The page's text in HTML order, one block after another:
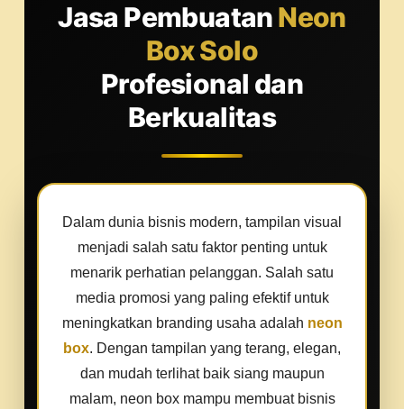
Jasa PembuatanNeon
Box Solo
Profesional dan
Berkualitas
Dalam dunia bisnis modern, tampilan visual
menjadi salah satu faktor penting untuk
menarik perhatian pelanggan. Salah satu
media promosi yang paling efektif untuk
meningkatkan branding usaha adalah neon
box. Dengan tampilan yang terang, elegan,
dan mudah terlihat baik siang maupun
malam, neon box mampu membuat bisnis